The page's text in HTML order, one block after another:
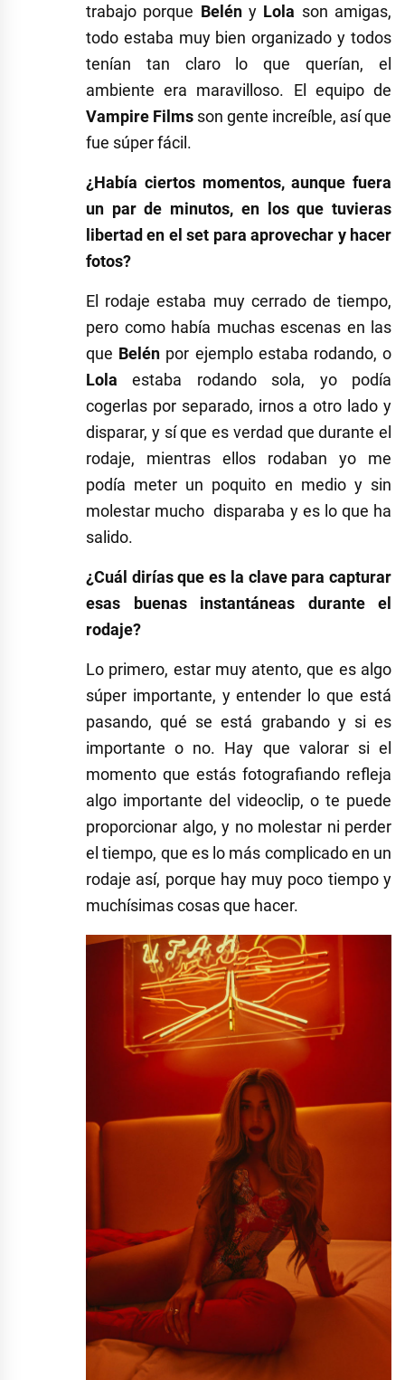
trabajo porque Belény Lola son amigas,
todo estaba muy bien organizado y todos
tenían tan claro lo que querían, el
ambiente era maravilloso. El equipo de
Vampire Films son gente increíble, así que
fue súper fácil.
¿Había ciertos momentos, aunque fuera
un par de minutos, en los que tuvieras
libertad en el set para aprovechar y hacer
fotos?
El rodaje estaba muy cerrado de tiempo,
pero como había muchas escenas en las
que Belén por ejemplo estaba rodando, o
Lola estaba rodando sola, yo podía
cogerlas por separado, irnos a otro lado y
disparar, y sí que es verdad que durante el
rodaje, mientras ellos rodaban yo me
podía meter un poquito en medio y sin
molestar mucho disparaba y es lo que ha
salido.
¿Cuál dirías que es la clave para capturar
esas buenas instantáneas durante el
rodaje?
Lo primero, estar muy atento, que es algo
súper importante, y entender lo que está
pasando, qué se está grabando y si es
importante o no. Hay que valorar si el
momento que estás fotografiando refleja
algo importante del videoclip, o te puede
proporcionar algo, y no molestar ni perder
el tiempo, que es lo más complicado en un
rodaje así, porque hay muy poco tiempo y
muchísimas cosas que hacer.